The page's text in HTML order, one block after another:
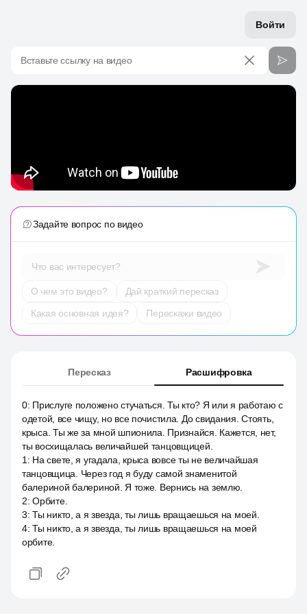
Войти
Вставьте ссылку на видео
Задайте вопрос по видео
Что вас интересует?
О чем это видео?
Дай краткий пересказ
Какая основная идея?
Перескажи видео
Пересказ Расшифровка
0: Прислуге положено стучаться. Ты кто? Я или я работаю с
одетой, все чищу, но все почистила. До свидания. Стоять,
крыса. Ты же за мной шпионила. Признайся. Кажется, нет,
ты восхищалась величайшей танцовщицей.
1 : На свете, я угадала, крыса вовсе ты не величайшая
танцовщица. Через год я буду самой знаменитой
балериной балериной. Я тоже. Вернись на землю.
2:Орбите.
3:Ты никто, а я звезда, ты лишь вращаешься на моей.
4:Ты никто, а я звезда, ты лишь вращаешься на моей
орбите.